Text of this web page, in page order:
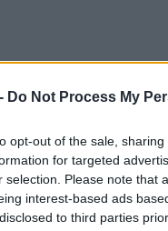
Do Not Process My
opt-out of the sale,
for targeted
selection. Please note that
interest-based ads
to third parties
που
«Δεν
Στόχος μας